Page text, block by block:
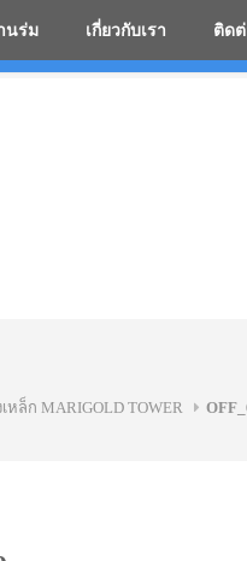
นร่ม เกี่ยวกับเรา ติดต่
หล็ก MARIGOLD TOWER
โรงงานร่มสกรีนโลโก้ ร่ม